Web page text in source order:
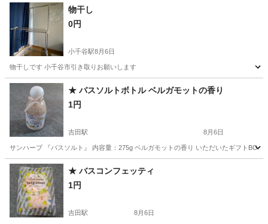
新潟 燕市 南吉田駅
物干し
0円
小千谷駅8月6日
物干しです 小千谷市引き取りお願いします
新潟 小千谷市 小千谷駅 生活雑貨 ★ バスソルトボトル ベルガモットの香り
1円
吉田駅 8月6日
サンハーブ 『バスソルト』 内容量：275g ベルガモットの香り いただいたギフト
新潟 燕市 吉田駅
★ バスコンフェッティ
1円
吉田駅 8月6日